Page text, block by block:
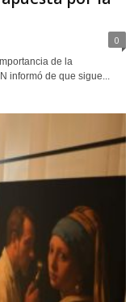
0
de la
informó de que sigue...